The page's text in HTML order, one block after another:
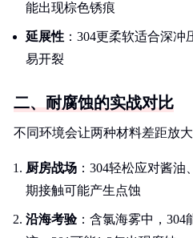
能出现棕色锈痕
延展性 ：304更柔软适合深
易开裂
二、耐腐蚀的实战对比
不同环境会让两种材料差距放大
厨房战场 ：304轻松应对酱
期接触可能产生点蚀
沿海考验：含氯海雾中，304